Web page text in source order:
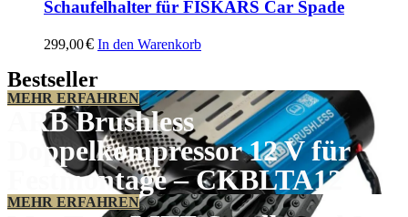
Schaufelhalter für FISKARS Car Spade
299,00€ In den Warenkorb
Bestseller
MEHR ERFAHREN
ARB Brushless
Doppelkompressor 12 V für
Festmontage – CKBLTA12
MEHR ERFAHREN